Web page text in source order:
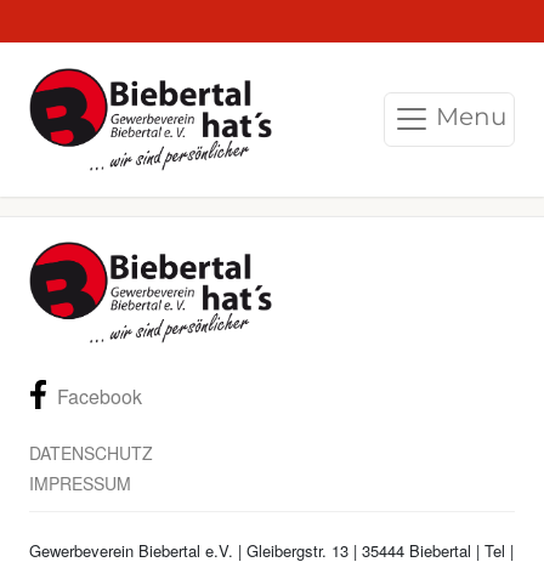
Menu
Facebook
DATENSCHUTZ
IMPRESSUM
Gewerbeverein Biebertal e.V. | Gleibergstr. 13 | 35444 Biebertal | Tel |